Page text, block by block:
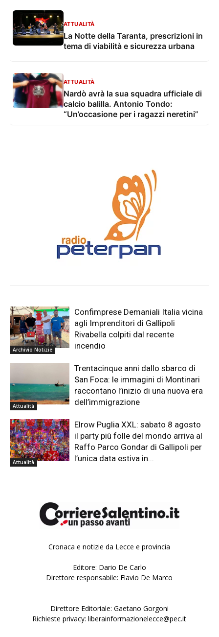
ATTUALITÀ
La Notte della Taranta, prescrizioni in
tema di viabilità e sicurezza urbana
ATTUALITÀ
Nardò avrà la sua squadra ufficiale di
calcio balilla. Antonio Tondo:
“Un’occasione per i ragazzi neretini”
Archivio Notizie
Confimprese Demaniali Italia vicina
agli Imprenditori di Gallipoli
Rivabella colpiti dal recente
incendio
Attualità
Trentacinque anni dallo sbarco di
San Foca: le immagini di Montinari
raccontano l’inizio di una nuova era
dell’immigrazione
Attualità
Elrow Puglia XXL: sabato 8 agosto
il party più folle del mondo arriva al
Raffo Parco Gondar di Gallipoli per
l’unica data estiva in...
Cronaca e notizie da Lecce e provincia
Editore: Dario De Carlo
Direttore responsabile: Flavio De Marco
Direttore Editoriale: Gaetano Gorgoni
Richieste privacy: liberainformazionelecce@pec.it